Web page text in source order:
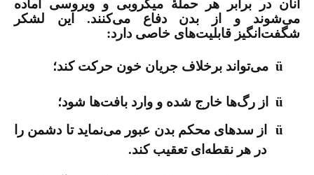
آنان در برابر هر حملۀ میکروبی و ویروسی آماده
می‌شوند و از بدن دفاع می‌کنند. این لشکر
شگفت‌انگیز قابلیت‌های خاصی دارد:
ü می‌تواند برخلاف جریان خون حرکت کند؛
ü
از رگ‌ها خارج شده و وارد بافت‌ها شود؛
ü
از سدهای محکم بدن عبور می‌نماید تا دشمن را
در هر نقطه‌ای تعقیب کند.